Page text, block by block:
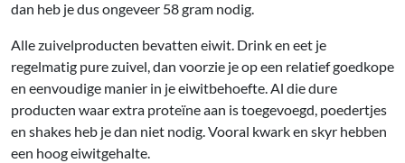
dan heb je dus ongeveer 58 gram nodig.
Alle zuivelproducten bevatten eiwit. Drink en eet je
regelmatig pure zuivel, dan voorzie je op een relatief goedkope
en eenvoudige manier in je eiwitbehoefte. Al die dure
producten waar extra proteïne aan is toegevoegd, poedertjes
en shakes heb je dan niet nodig. Vooral kwark en skyr hebben
een hoog eiwitgehalte.